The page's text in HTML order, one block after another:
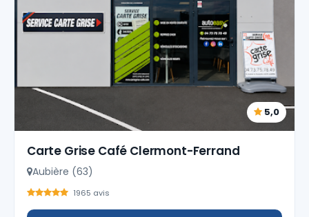
5,0
Carte Grise Café Clermont-Ferrand
Aubière (63)
1965 avis